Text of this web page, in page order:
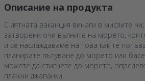
Описание на продукта
С лятната ваканция винаги в мислите
затворени очи вълните на морето,
и се наслаждаваме на това как те
планирате пътуване до морето или
можете да стигнете до морето,
плажни джапанки.